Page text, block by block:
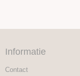
Informatie
Contact